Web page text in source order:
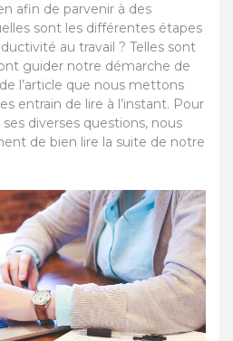
afin de parvenir à des
sont les différentes étapes
au travail ? Telles sont
guider notre démarche de
l’article que nous mettons
entrain de lire à l’instant. Pour
diverses questions, nous
de bien lire la suite de notre